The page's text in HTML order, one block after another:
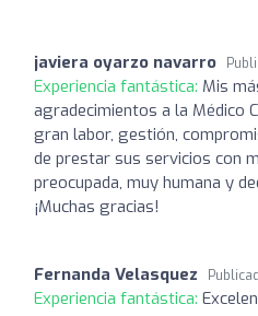
javiera oyarzo navarro
Experiencia fantástica: Mis
agradecimientos a la Médico
gran labor, gestión,
de prestar sus servicios con
preocupada, muy humana y
¡Muchas gracias!
Fernanda Velasquez
Experiencia fantástica: